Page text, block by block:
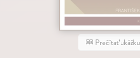
Prečítať ukážku